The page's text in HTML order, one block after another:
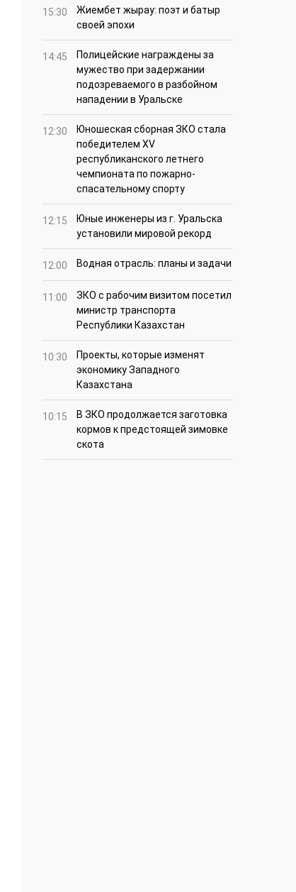
15:30
Жиембет жырау: поэт и батыр
своей эпохи
14:45
Полицейские награждены за
мужество при задержании
подозреваемого в разбойном
нападении в Уральске
12:30
Юношеская сборная ЗКО стала
победителем XV
республиканского летнего
чемпионата по пожарно-
спасательному спорту
12:15
Юные инженеры из г. Уральска
установили мировой рекорд
12:00 Водная отрасль: планы и задачи
11:00
ЗКО с рабочим визитом посетил
министр транспорта
Республики Казахстан
10:30
Проекты, которые изменят
экономику Западного
Казахстана
10:15
В ЗКО продолжается заготовка
кормов к предстоящей зимовке
скота